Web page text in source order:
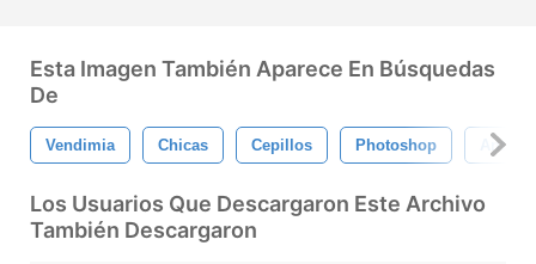
Esta Imagen También Aparece En Búsquedas
De
Vendimia Chicas Cepillos Photoshop
Los Usuarios Que Descargaron Este Archivo
También Descargaron